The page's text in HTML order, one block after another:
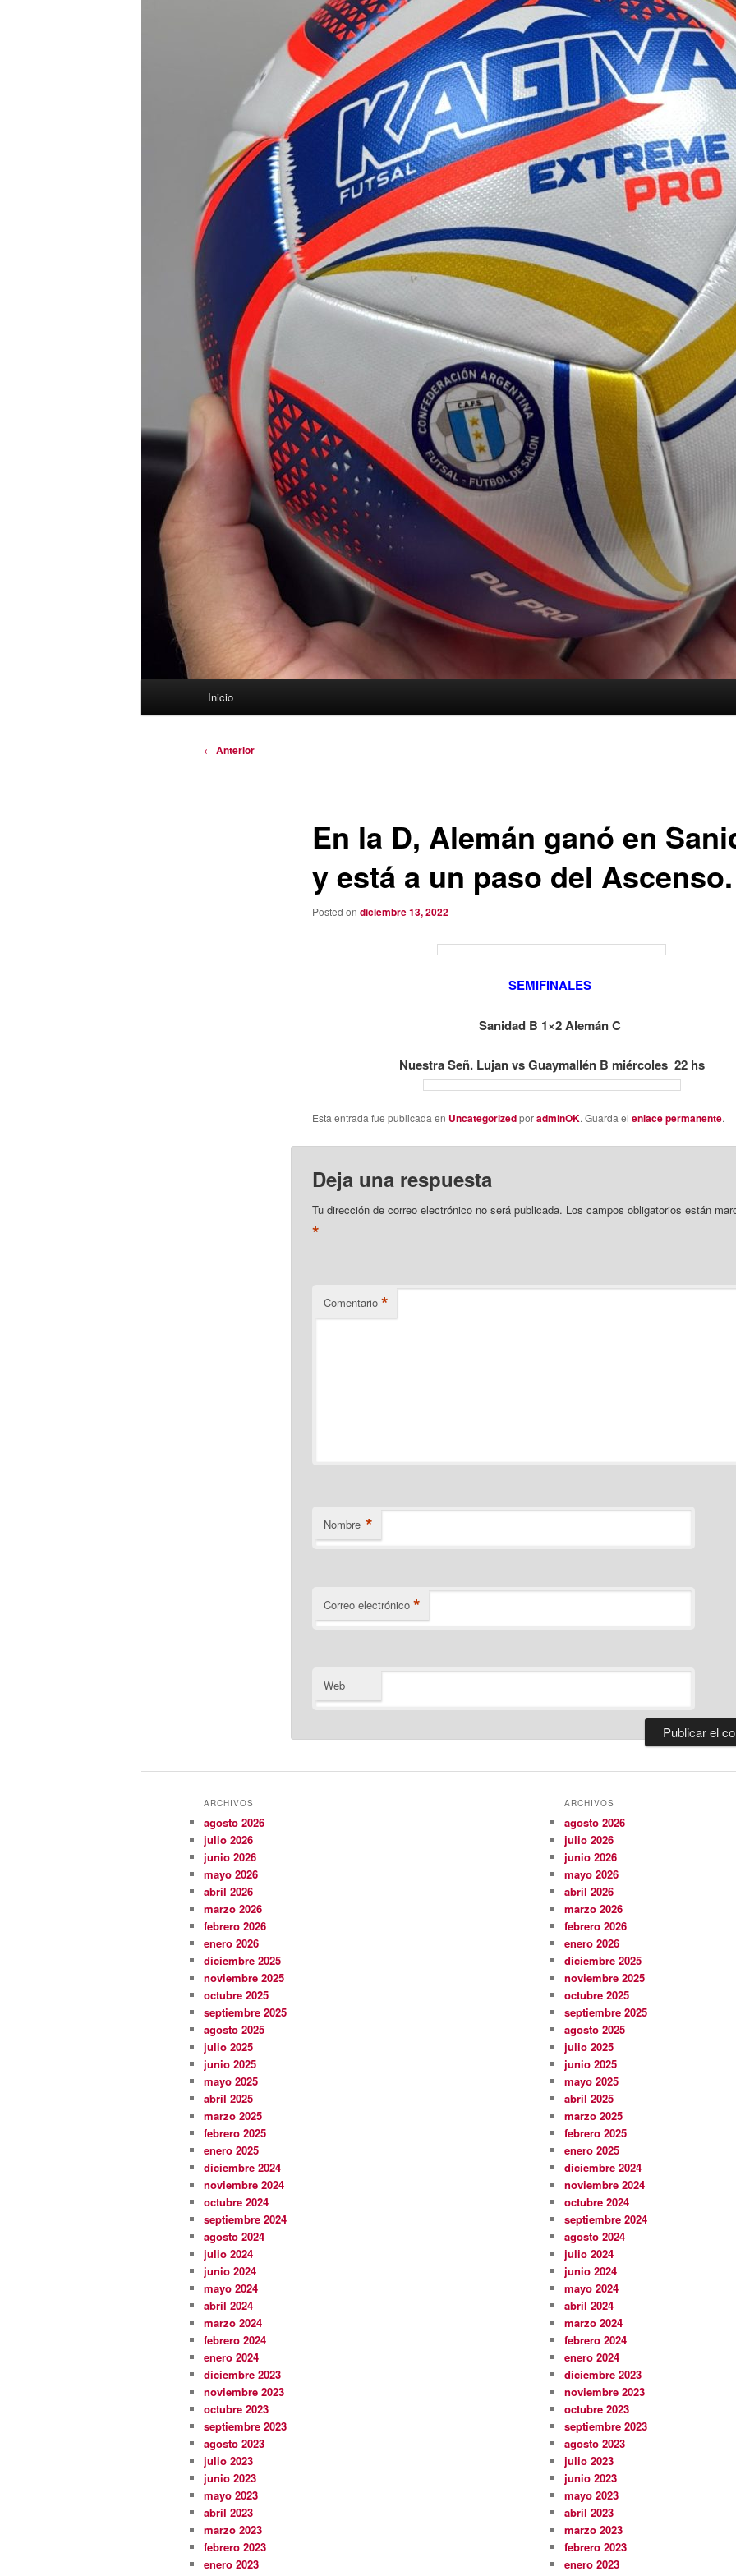
Inicio
Navegación
← Anterior
En la D, Alemán ganó en
y está a un paso del Ascenso.
Posted on diciembre 13, 2022
SEMIFINALES
Sanidad B 1×2 Alemán C
Nuestra Señ. Lujan vs Guaymallén B miércoles 22 hs
Esta entrada fue publicada en UncategorizedporadminOK. Guarda el enlace permanente.
Deja una respuesta
Tu dirección de correo electrónico no será publicada. Los campos obligatorios están
*
Comentario *
Nombre *
Correo electrónico *
Web
ARCHIVOS
agosto 2026
julio 2026
junio 2026
mayo 2026
abril 2026
marzo 2026
febrero 2026
enero 2026
diciembre 2025
noviembre 2025
octubre 2025
septiembre 2025
agosto 2025
julio 2025
junio 2025
mayo 2025
abril 2025
marzo 2025
febrero 2025
enero 2025
diciembre 2024
noviembre 2024
octubre 2024
septiembre 2024
agosto 2024
julio 2024
junio 2024
mayo 2024
abril 2024
marzo 2024
febrero 2024
enero 2024
diciembre 2023
noviembre 2023
octubre 2023
septiembre 2023
agosto 2023
julio 2023
junio 2023
mayo 2023
abril 2023
marzo 2023
febrero 2023
enero 2023
ARCHIVOS
agosto 2026
julio 2026
junio 2026
mayo 2026
abril 2026
marzo 2026
febrero 2026
enero 2026
diciembre 2025
noviembre 2025
octubre 2025
septiembre 2025
agosto 2025
julio 2025
junio 2025
mayo 2025
abril 2025
marzo 2025
febrero 2025
enero 2025
diciembre 2024
noviembre 2024
octubre 2024
septiembre 2024
agosto 2024
julio 2024
junio 2024
mayo 2024
abril 2024
marzo 2024
febrero 2024
enero 2024
diciembre 2023
noviembre 2023
octubre 2023
septiembre 2023
agosto 2023
julio 2023
junio 2023
mayo 2023
abril 2023
marzo 2023
febrero 2023
enero 2023